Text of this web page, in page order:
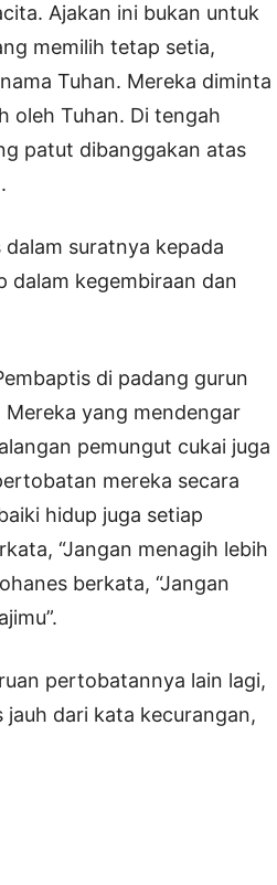
Ajakan ini bukan untuk
memilih tetap setia,
Tuhan. Mereka diminta
oleh Tuhan. Di tengah
patut dibanggakan atas
dalam suratnya kepada
dalam kegembiraan dan
di padang gurun
yang mendengar
pemungut cukai juga
mereka secara
hidup juga setiap
“Jangan menagih lebih
berkata, “Jangan
pertobatannya lain lagi,
dari kata kecurangan,